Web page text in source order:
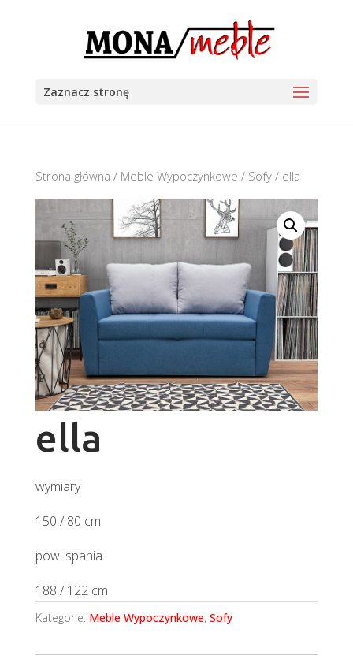
Zaznacz stronę
Strona główna / Meble Wypoczynkowe / Sofy/ ella
ella
wymiary
150 / 80 cm
pow. spania
188 / 122 cm
Kategorie: Meble Wypoczynkowe, Sofy